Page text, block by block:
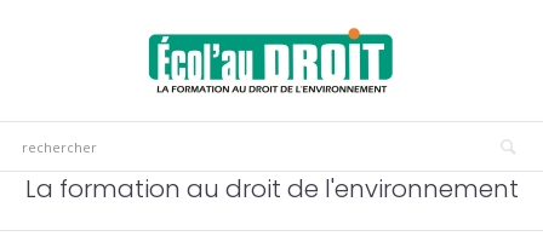
La formation au droit de l'environnement